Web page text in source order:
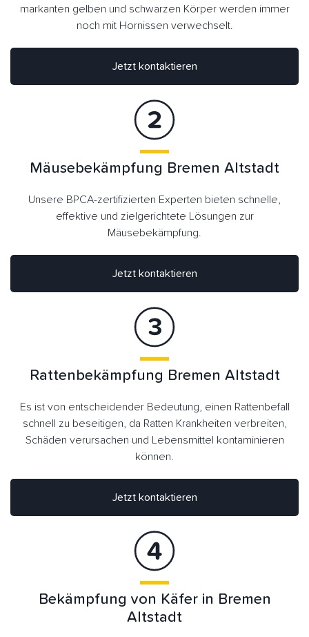
markanten gelben und schwarzen Körper werden immer
noch mit Hornissen verwechselt.
Jetzt kontaktieren
Jetzt kontaktieren
Mäusebekämpfung Bremen Altstadt
Unsere BPCA-zertifizierten Experten bieten schnelle,
effektive und zielgerichtete Lösungen zur
Mäusebekämpfung.
Rattenbekämpfung Bremen Altstadt
Es ist von entscheidender Bedeutung, einen Rattenbefall
schnell zu beseitigen, da Ratten Krankheiten verbreiten,
Schäden verursachen und Lebensmittel kontaminieren
können.
Jetzt kontaktieren
Bekämpfung von Käfer in Bremen
Altstadt